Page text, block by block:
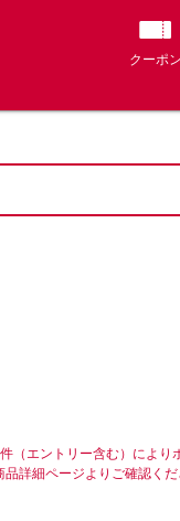
クーポン
（エントリー含む）により
詳細ページよりご確認くだ